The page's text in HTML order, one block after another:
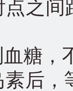
间
，不
，等